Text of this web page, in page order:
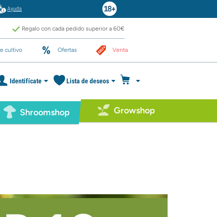
Ayuda
Regalo con cada pedido superior a 60€
cultivo Ofertas Venta
Identifícate Lista de deseos
Shroomshop Growshop